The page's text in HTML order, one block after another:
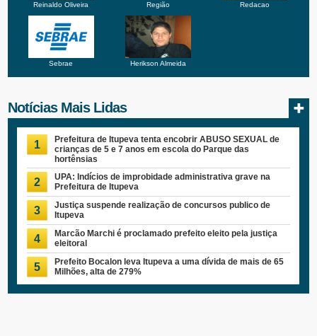
Reinaldo Oliveira Região Redacao
Sebrae Herikson Almeida
Notícias Mais Lidas
1
Prefeitura de Itupeva tenta encobrir ABUSO SEXUAL de
crianças de 5 e 7 anos em escola do Parque das
hortênsias
2
UPA: Indícios de improbidade administrativa grave na
Prefeitura de Itupeva
3
Justiça suspende realização de concursos publico de
Itupeva
4
Marcão Marchi é proclamado prefeito eleito pela justiça
eleitoral
5
Prefeito Bocalon leva Itupeva a uma dívida de mais de 65
Milhões, alta de 279%